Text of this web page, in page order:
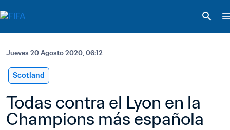
Jueves 20 Agosto 2020, 06:12
Scotland
Todas contra el Lyon en la
Champions más española